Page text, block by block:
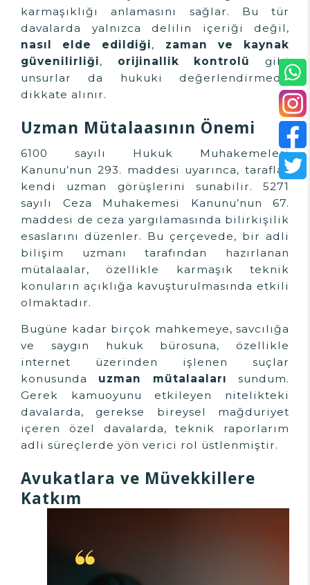
karmaşıklığı anlamasını sağlar. Bu tür
davalarda yalnızca delilin içeriği değil,
nasıl elde edildiği, zaman ve kaynak
güvenilirliği, orijinallik kontrolü
gibi
unsurlar da hukuki değerlendirmede
dikkate alınır.
Uzman Mütalaasının Önemi
6100 sayılı Hukuk Muhakemeleri
Kanunu’nun 293. maddesi uyarınca, taraflar
kendi uzman görüşlerini sunabilir. 5271
sayılı Ceza Muhakemesi Kanunu’nun 67.
maddesi de ceza yargılamasında bilirkişilik
esaslarını düzenler. Bu çerçevede, bir adli
bilişim uzmanı tarafından hazırlanan
mütalaalar, özellikle karmaşık teknik
konuların açıklığa kavuşturulmasında etkili
olmaktadır.
Bugüne kadar birçok mahkemeye, savcılığa
ve saygın hukuk bürosuna, özellikle
internet üzerinden işlenen suçlar
konusunda uzman mütalaaları sundum.
Gerek kamuoyunu etkileyen nitelikteki
davalarda, gerekse bireysel mağduriyet
içeren özel davalarda, teknik raporlarım
adli süreçlerde yön verici rol üstlenmiştir.
Avukatlara ve Müvekkillere
Katkım